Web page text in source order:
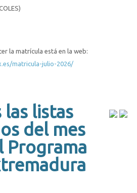
la matrícula está en la web:
matricula-julio-2026/
las listas
del mes
Programa